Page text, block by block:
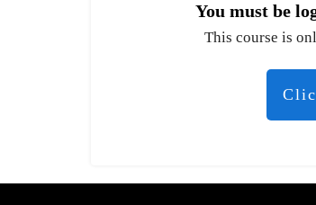
You must be
This course is